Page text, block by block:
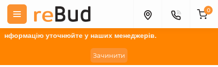
уточнюйтеу наших менеджерів.
Зачинити
0